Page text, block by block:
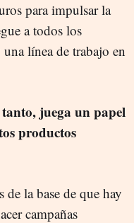
para impulsar la
a todos los
línea de trabajo en
juega un papel
productos
la base de que hay
campañas